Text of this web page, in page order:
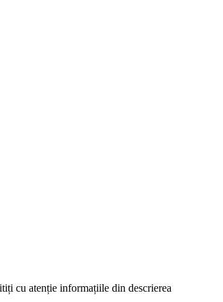
cu atenție informațiile din descrierea